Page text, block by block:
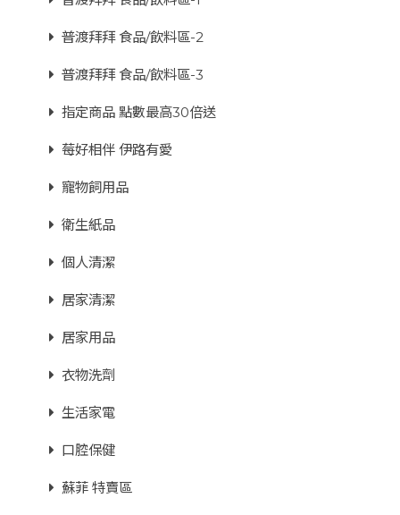
普渡拜拜 食品/飲料區-2
普渡拜拜 食品/飲料區-3
指定商品 點數最高30倍送
莓好相伴 伊路有愛
寵物飼用品
衛生紙品
個人清潔
居家清潔
居家用品
衣物洗劑
生活家電
口腔保健
蘇菲 特賣區